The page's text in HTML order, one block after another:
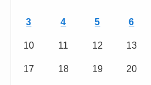
3 4 5 6
10 11 12 13
17 18 19 20